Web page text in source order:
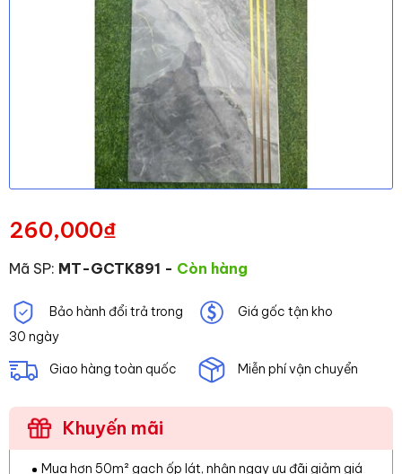
260,000₫
Mã SP: MT-GCTK891 - Còn hàng
Bảo hành đổi trả trong
30 ngày
Giá gốc tận kho
Giao hàng toàn quốc Miễn phí vận chuyển
Khuyến mãi
Mua hơn 50m² gạch ốp lát, nhận ngay ưu đãi giảm giá